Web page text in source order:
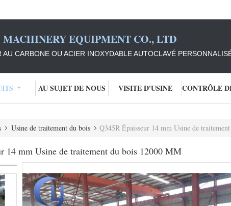
MACHINERY EQUIPMENT CO., LTD
AU CARBONE OU ACIER INOXYDABLE AUTOCLAVÉ
AU SUJET DE NOUS VISITE D'USINE
Usine de traitement du bois Q345R Épaisseur 14 mm Usine de
14 mm Usine de traitement du bois 12000 MM